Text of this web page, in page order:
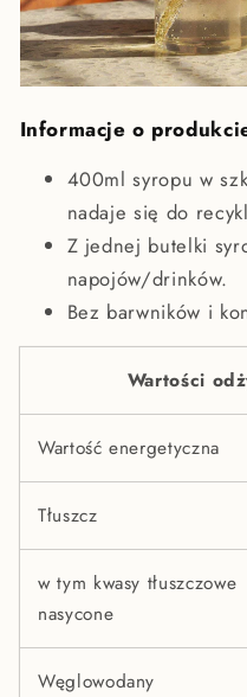
Informacje o
400ml syropu w
nadaje się do
Z jednej butelki
napojów/drinków.
Bez barwników i
Wartości
Wartość energetyczna
Tłuszcz
w tym kwasy tłuszczowe
nasycone
Węglowodany